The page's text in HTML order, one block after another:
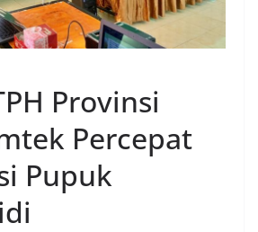
Provinsi
Percepat
Pupuk